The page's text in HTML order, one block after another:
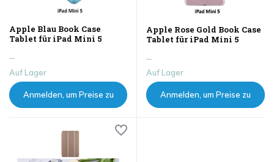
Apple Blau Book Case
Tablet für iPad Mini 5
...
Auf Lager
Anmelden, um Preise zu
Apple Rose Gold Book Case
Tablet für iPad Mini 5
Auf Lager
Anmelden, um Preise zu